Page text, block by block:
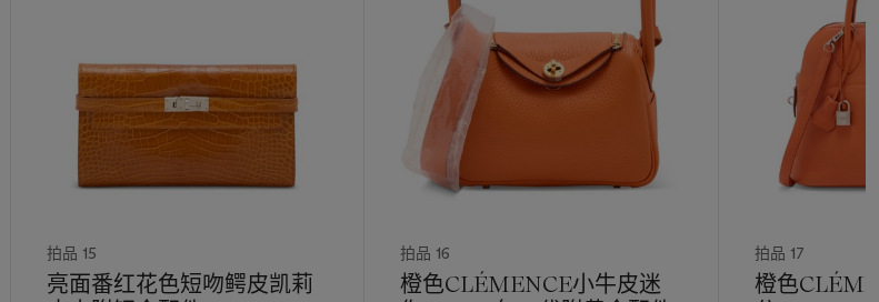
拍品 15
亮面番红花色短吻鳄皮凯莉
拍品 16
橙色CLÉMENCE小牛皮迷
拍品 17
橙色